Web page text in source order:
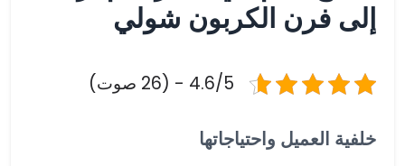
إلى فرن الكربون شولي
4.6/5 - (26 صوت)
خلفية العميل واحتياجاتها